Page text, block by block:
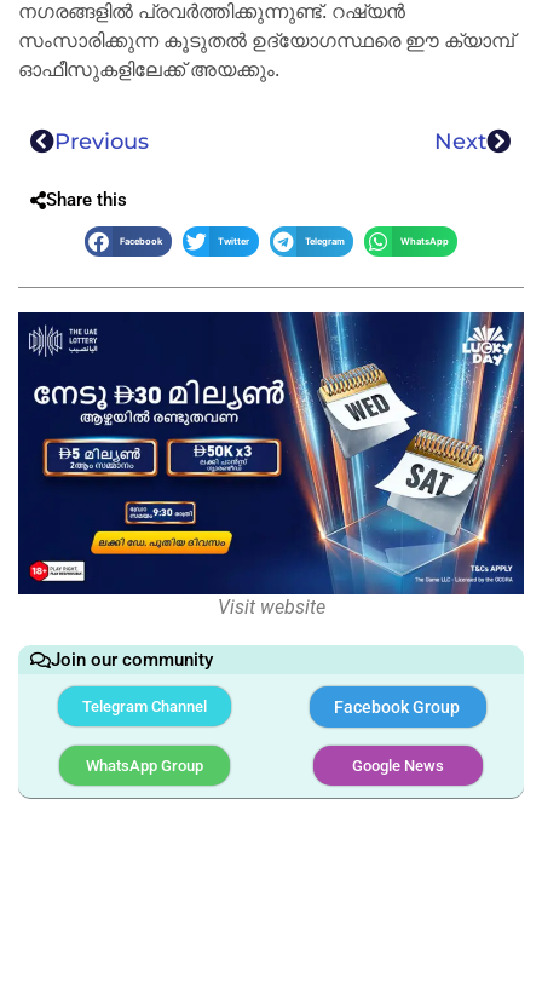
നഗരങ്ങളില്‍ പ്രവര്‍ത്തിക്കുന്നുണ്ട്. റഷ്യന്‍
സംസാരിക്കുന്ന കൂടുതല്‍ ഉദ്യോഗസ്ഥരെ ഈ ക്യാമ്പ്
ഓഫീസുകളിലേക്ക് അയക്കും.
Previous Next
Share this
Facebook Twitter Telegram WhatsApp
Visit website
Join our community
Telegram Channel Facebook Group
WhatsApp Group Google News